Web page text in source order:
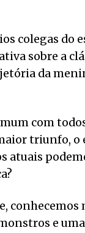
colegas do
sobre a
da
com
triunfo, o
atuais
conhecemos
e